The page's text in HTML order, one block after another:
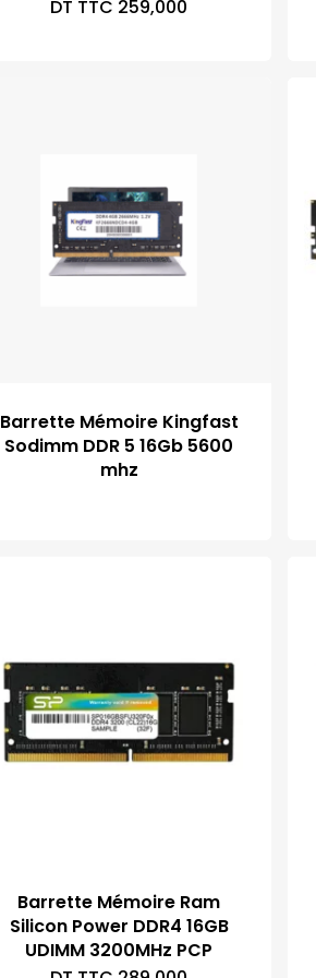
DT TTC 259,000
Barrette Mémoire Kingfast
Sodimm DDR 5 16Gb 5600
mhz
Barrette Mémoire Ram
Silicon Power DDR4 16GB
UDIMM 3200MHz PCP